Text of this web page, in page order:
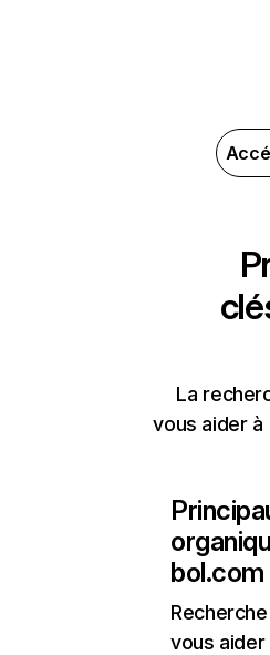
La
vous aider
bol.com
vous